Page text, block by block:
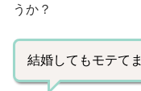
うか？
結婚してもモテて